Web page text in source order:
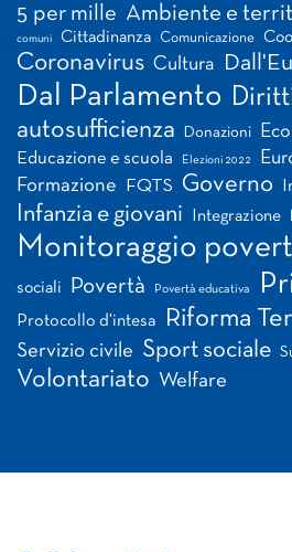
5 per mille Ambiente e
comuni Cittadinanza Comunicazione
Coronavirus Cultura
Dal Parlamento
autosufficienza
Donazioni
Educazione e scuola Elezioni 2022
Formazione FQTS Governo
Infanzia e giovani Integrazione
Monitoraggio
sociali Povertà Povertà educativa
Protocollo d'intesa Riforma
Servizio civile Sport sociale
Volontariato Welfare